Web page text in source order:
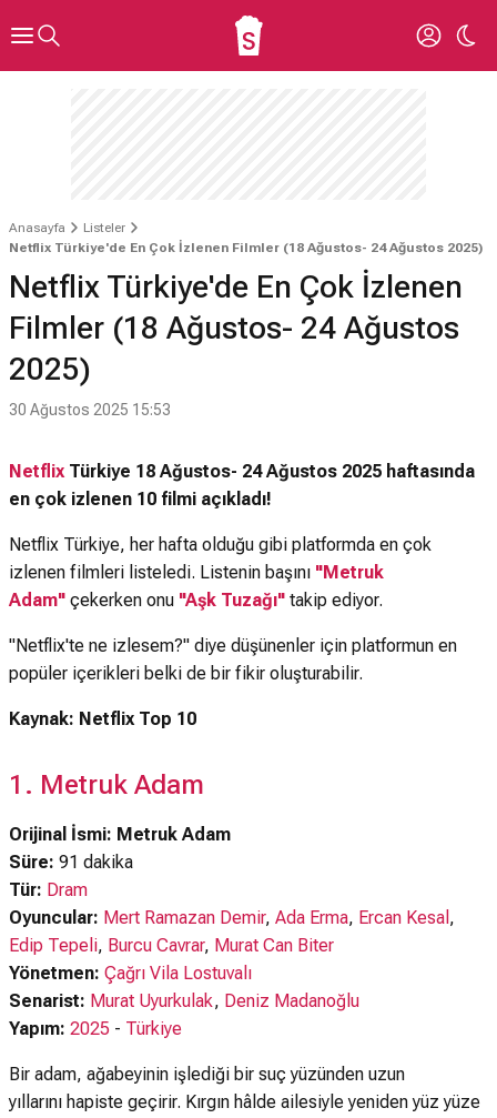
Anasayfa
Listeler
Netflix Türkiye'de En Çok İzlenen Filmler (18 Ağustos- 24 Ağustos 2025)
Netflix Türkiye'de En Çok İzlenen
Filmler (18 Ağustos- 24 Ağustos
2025)
30 Ağustos 2025 15:53
Netflix Türkiye 18 Ağustos- 24 Ağustos 2025 haftasında
en çok izlenen 10 filmi açıkladı!
Netflix Türkiye, her hafta olduğu gibi platformda en çok
izlenen filmleri listeledi. Listenin başını "Metruk
Adam" çekerken onu "Aşk Tuzağı" takip ediyor.
"Netflix'te ne izlesem?" diye düşünenler için platformun en
popüler içerikleri belki de bir fikir oluşturabilir.
Kaynak: Netflix Top 10
1. Metruk Adam
Orijinal İsmi: Metruk Adam
Süre: 91 dakika
Tür: Dram
Oyuncular: Mert Ramazan Demir, Ada Erma, Ercan Kesal ,
Edip Tepeli, Burcu Cavrar, Murat Can Biter
Yönetmen: Çağrı Vila Lostuvalı
Senarist: Murat Uyurkulak, Deniz Madanoğlu
Yapım: 2025 - Türkiye
Bir adam, ağabeyinin işlediği bir suç yüzünden uzun
yıllarını hapiste geçirir. Kırgın hâlde ailesiyle yeniden yüz yüze